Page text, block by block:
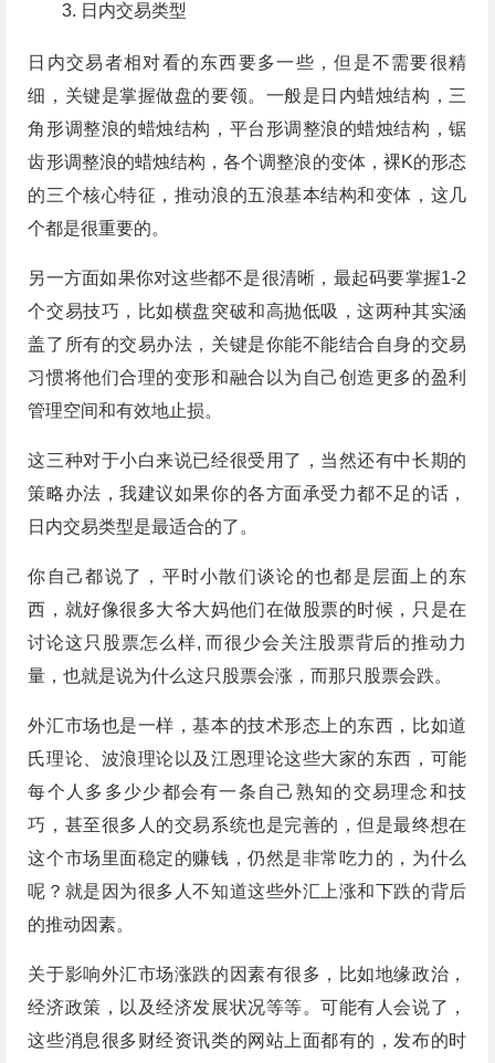
日内交易类型
日内交易者相对看的东西要多一些，但是不需要很精
细，关键是掌握做盘的要领。一般是日内蜡烛结构，三
角形调整浪的蜡烛结构，平台形调整浪的蜡烛结构，锯
齿形调整浪的蜡烛结构，各个调整浪的变体，裸K的形态
的三个核心特征，推动浪的五浪基本结构和变体，这几
个都是很重要的。
另一方面如果你对这些都不是很清晰，最起码要掌握1-2
个交易技巧，比如横盘突破和高抛低吸，这两种其实涵
盖了所有的交易办法，关键是你能不能结合自身的交易
习惯将他们合理的变形和融合以为自己创造更多的盈利
管理空间和有效地止损。
这三种对于小白来说已经很受用了，当然还有中长期的
策略办法，我建议如果你的各方面承受力都不足的话，
日内交易类型是最适合的了。
你自己都说了，平时小散们谈论的也都是层面上的东
西，就好像很多大爷大妈他们在做股票的时候，只是在
讨论这只股票怎么样, 而很少会关注股票背后的推动力
量，也就是说为什么这只股票会涨，而那只股票会跌。
外汇市场也是一样，基本的技术形态上的东西，比如道
氏理论、波浪理论以及江恩理论这些大家的东西，可能
每个人多多少少都会有一条自己熟知的交易理念和技
巧，甚至很多人的交易系统也是完善的，但是最终想在
这个市场里面稳定的赚钱，仍然是非常吃力的，为什么
呢？就是因为很多人不知道这些外汇上涨和下跌的背后
的推动因素。
关于影响外汇市场涨跌的因素有很多，比如地缘政治，
经济政策，以及经济发展状况等等。可能有人会说了，
这些消息很多财经资讯类的网站上面都有的，发布的时